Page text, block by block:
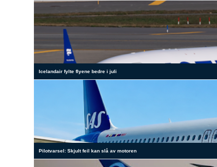
Icelandair fylte flyene bedre i juli
Pilotvarsel: Skjult feil kan slå av motoren